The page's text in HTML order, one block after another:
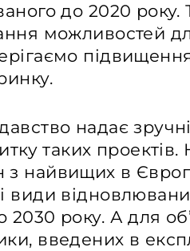
до 2020 року.
можливостей
надає
таких
найвищих в
види
року. А для
введених в